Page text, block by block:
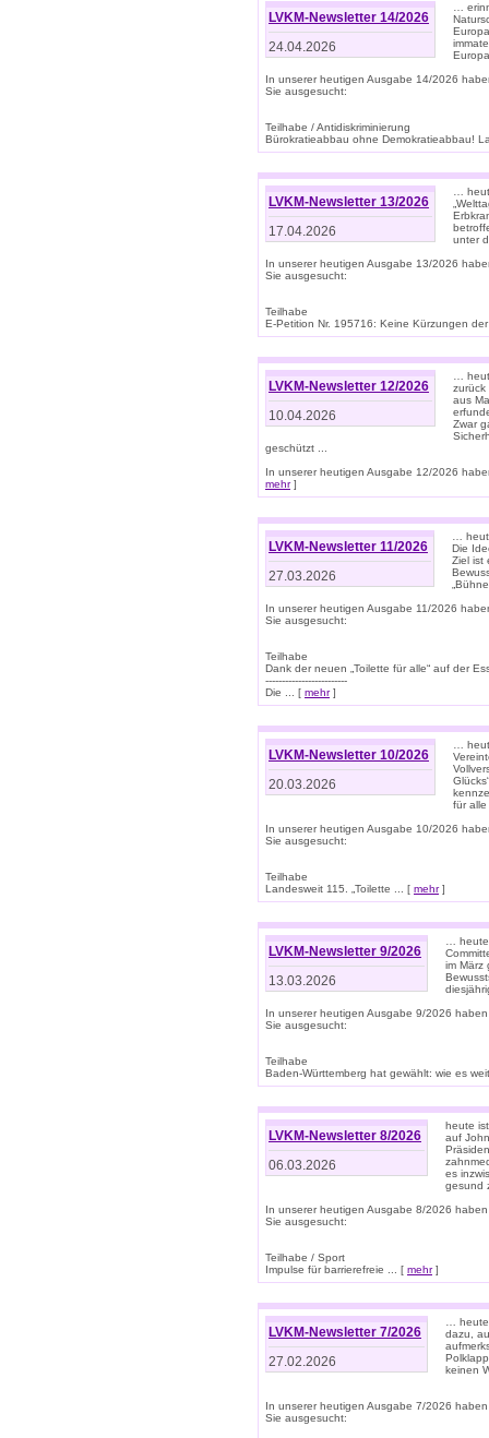
LVKM-Newsletter 14/2026
24.04.2026
…
In unserer heutigen Ausgabe 14/2026
Sie ausgesucht:
Teilhabe / Antidiskriminierung
Bürokratieabbau ohne Demokratieabbau!
LVKM-Newsletter 13/2026
17.04.2026
…
unter
In unserer heutigen Ausgabe 13/2026
Sie ausgesucht:
Teilhabe
E-Petition Nr. 195716: Keine Kürzungen
LVKM-Newsletter 12/2026
10.04.2026
…
zurück
aus
Zwar
geschützt ...
In unserer heutigen Ausgabe 12/2026
mehr]
LVKM-Newsletter 11/2026
27.03.2026
…
Die
Ziel ist
In unserer heutigen Ausgabe 11/2026
Sie ausgesucht:
Teilhabe
Dank der neuen „Toilette für alle“ auf der
-------------------------
Die ... [ mehr]
LVKM-Newsletter 10/2026
20.03.2026
…
für
In unserer heutigen Ausgabe 10/2026
Sie ausgesucht:
Teilhabe
Landesweit 115. „Toilette ... [ mehr]
LVKM-Newsletter 9/2026
13.03.2026
…
im März
In unserer heutigen Ausgabe 9/2026
Sie ausgesucht:
Teilhabe
Baden-Württemberg hat gewählt: wie es
LVKM-Newsletter 8/2026
06.03.2026
heute
auf
es
gesund
In unserer heutigen Ausgabe 8/2026
Sie ausgesucht:
Teilhabe / Sport
Impulse für barrierefreie ... [ mehr]
LVKM-Newsletter 7/2026
27.02.2026
…
dazu,
keinen
In unserer heutigen Ausgabe 7/2026
Sie ausgesucht: